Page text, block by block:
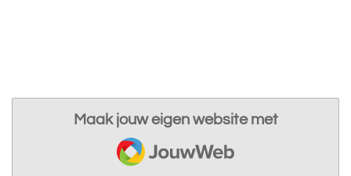
Maak jouw eigen website met
JouwWeb